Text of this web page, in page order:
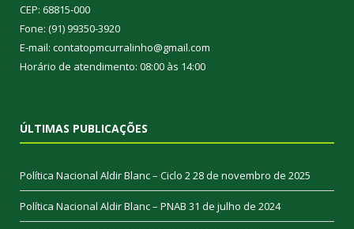
CEP: 68815-000
Fone: (91) 99350-3920
E-mail: contatopmcurralinho@gmail.com
Horário de atendimento: 08:00 às 14:00
ÚLTIMAS PUBLICAÇÕES
Política Nacional Aldir Blanc – Ciclo 228 de novembro de 2025
Política Nacional Aldir Blanc – PNAB 31 de julho de 2024